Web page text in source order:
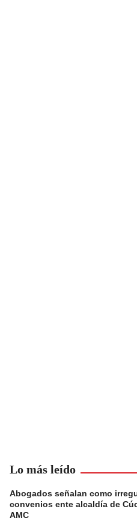
Lo más leído
Abogados señalan como
convenios ente alcaldía de
AMC